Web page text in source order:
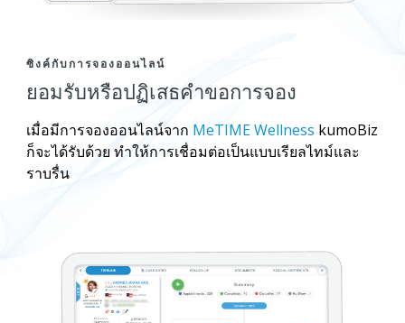
ซิงค์กับการจองออนไลน์
ยอมรับหรือปฏิเสธคำขอการจอง
เมื่อมีการจองออนไลน์จาก MeTIME Wellness kumoBiz
ก็จะได้รับด้วย ทำให้การเชื่อมต่อเป็นแบบเรียลไทม์และ
ราบรื่น